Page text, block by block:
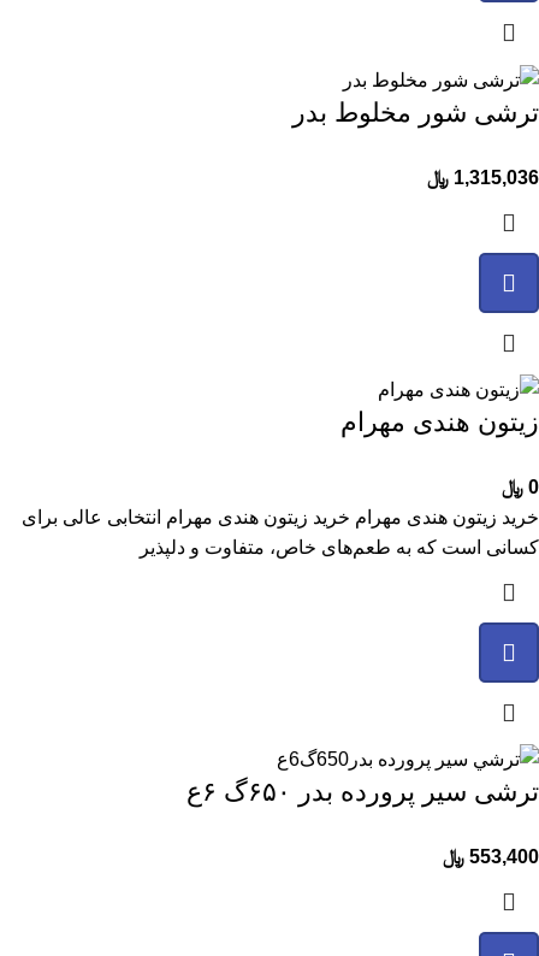
ترشی شور مخلوط بدر
1,315,036 ﷼
زیتون هندی مهرام
0 ﷼
خرید زیتون هندی مهرام خرید زیتون هندی مهرام انتخابی عالی برای
کسانی است که به طعم‌های خاص، متفاوت و دلپذیر
ترشی سیر پرورده بدر ۶۵۰گ ۶ع
553,400 ﷼